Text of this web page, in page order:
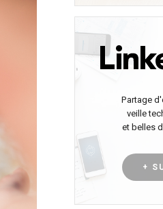
Partage
veille
et belles
+